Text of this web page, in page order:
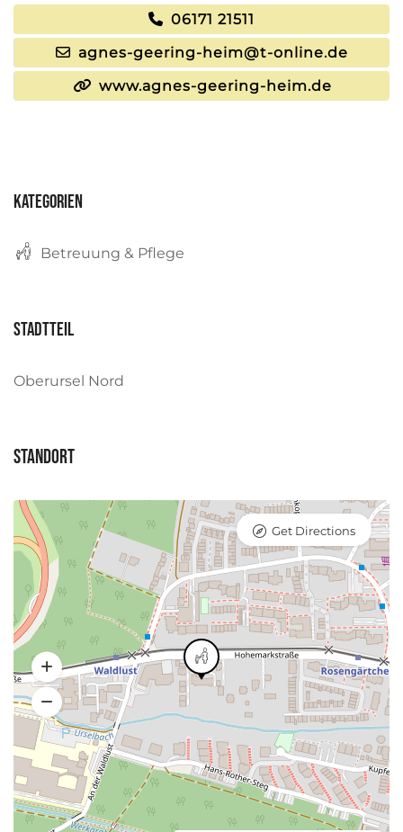
06171 21511
agnes-geering-heim@t-online.de
www.agnes-geering-heim.de
Kategorien
Betreuung & Pflege
Stadtteil
Oberursel Nord
Standort
Get Directions